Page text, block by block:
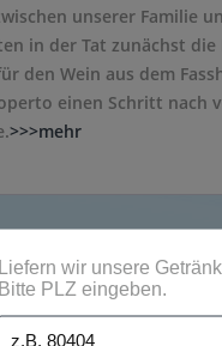
unserer Familie
in der Tat zunächst
den Wein aus dem
einen Schritt nach
>>>mehr